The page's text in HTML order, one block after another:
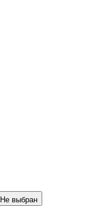
Не выбран